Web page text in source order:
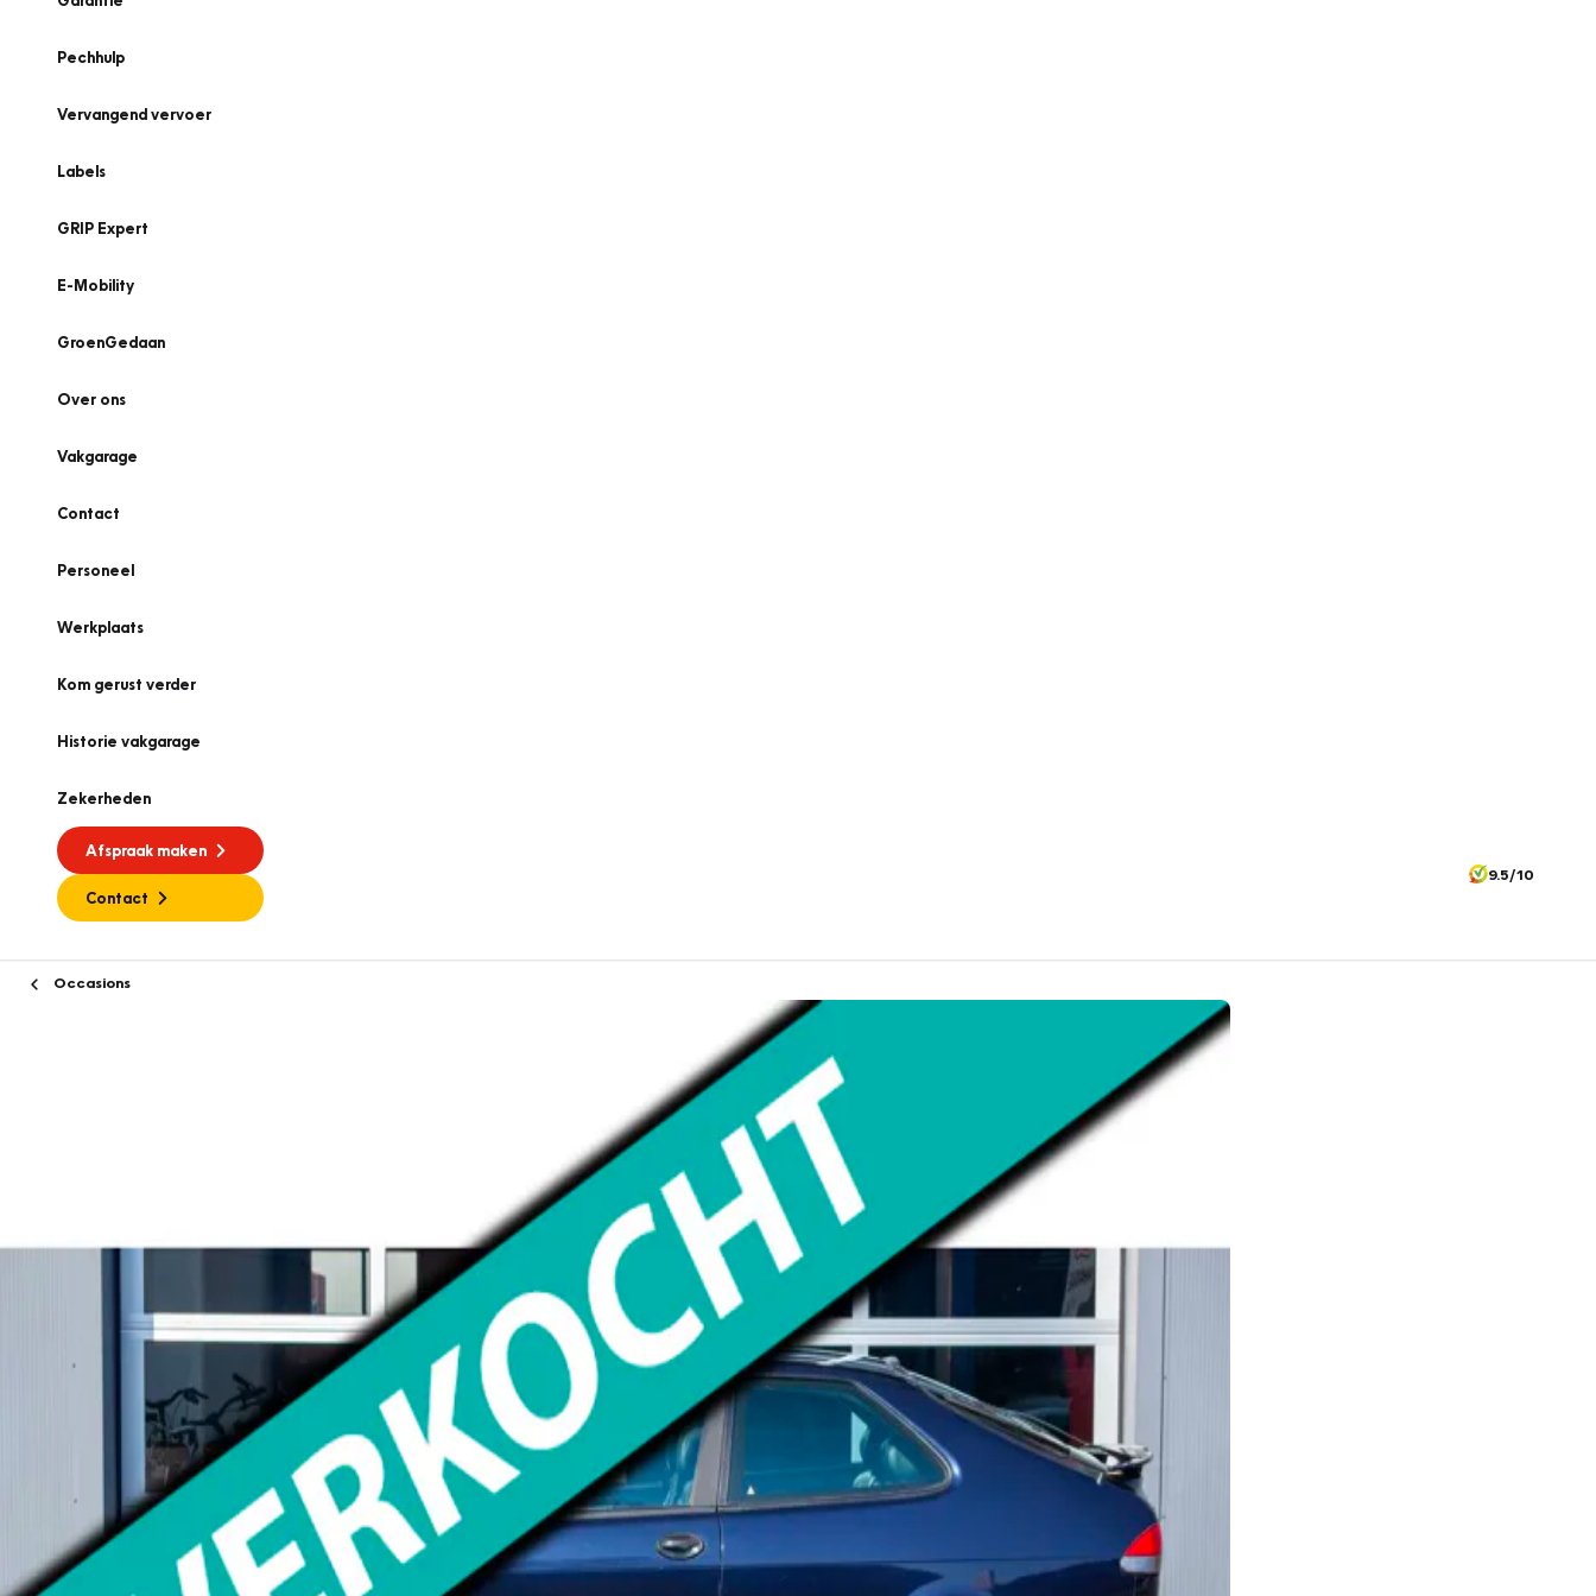
Pechhulp
Vervangend vervoer
Labels
GRIP Expert
E-Mobility
GroenGedaan
Over ons
Vakgarage
Contact
Personeel
Werkplaats
Kom gerust verder
Historie vakgarage
Zekerheden
Afspraak maken
Contact
9.5/10
Occasions